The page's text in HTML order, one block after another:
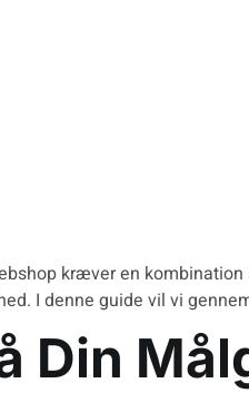
kræver en
I denne guide vil vi
Din